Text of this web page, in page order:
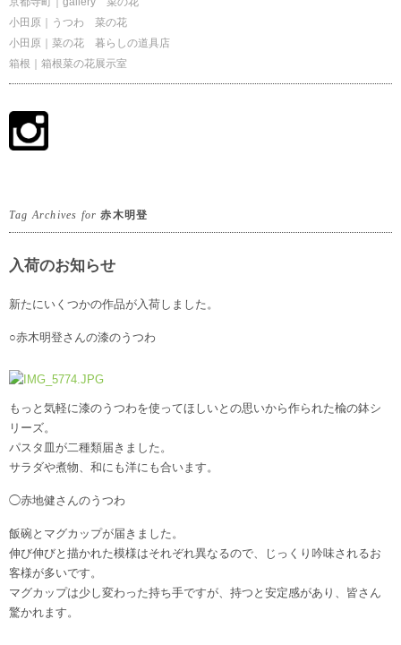
小田原｜うつわ 菜の花
小田原｜菜の花 暮らしの道具店
箱根｜箱根菜の花展示室
Tag Archives for赤木明登
入荷のお知らせ
新たにいくつかの作品が入荷しました。
○赤木明登さんの漆のうつわ
もっと気軽に漆のうつわを使ってほしいとの思いから作られた楡の鉢シ
リーズ。
パスタ皿が二種類届きました。
サラダや煮物、和にも洋にも合います。
◯赤地健さんのうつわ
飯碗とマグカップが届きました。
伸び伸びと描かれた模様はそれぞれ異なるので、じっくり吟味されるお
客様が多いです。
マグカップは少し変わった持ち手ですが、持つと安定感があり、皆さん
驚かれます。